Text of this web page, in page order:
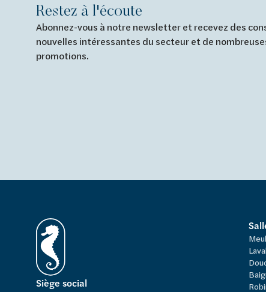
Restez à l'écoute
Abonnez-vous à notre newsletter et recevez des
nouvelles intéressantes du secteur et de
promotions.
Siège social